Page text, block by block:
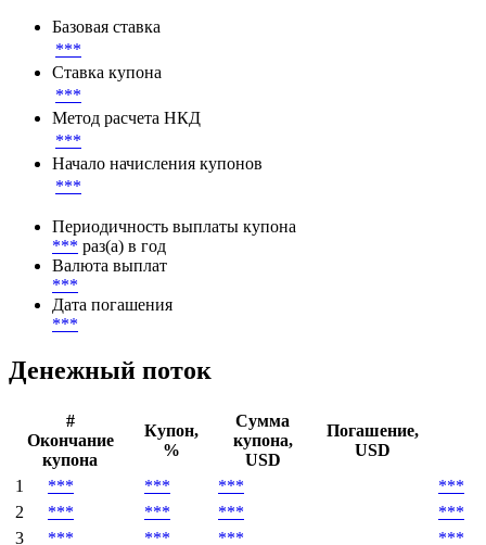
Базовая ставка
***
Ставка купона
***
Метод расчета НКД
***
Начало начисления купонов
***
Периодичность выплаты купона
*** раз(а) в год
Валюта выплат
***
Дата погашения
***
Денежный поток
#
Окончание
купона
Купон,
%
Сумма
купона,
USD
Погашение,
USD
1
*** *** ***
***
2
*** *** ***
***
3
*** *** *** ***